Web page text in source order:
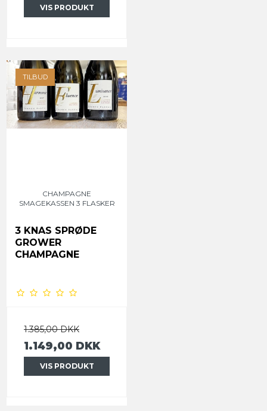
VIS PRODUKT
TILBUD
CHAMPAGNE
SMAGEKASSEN 3 FLASKER
3 KNAS SPRØDE
GROWER
CHAMPAGNE
1.385,00 DKK
1.149,00 DKK
VIS PRODUKT